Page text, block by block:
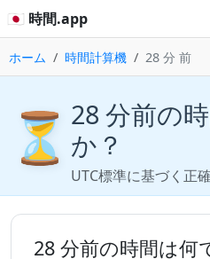
🇯🇵 時間.app
ホーム 時間計算機 28 分 前
⏳ 28 分前の
か？
UTC標準に基づく正
28 分前の時間は何